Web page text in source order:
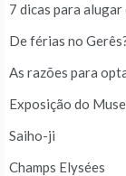
7 dicas para
De férias no
As razões para
Exposição do
Saiho-ji
Champs Elysées